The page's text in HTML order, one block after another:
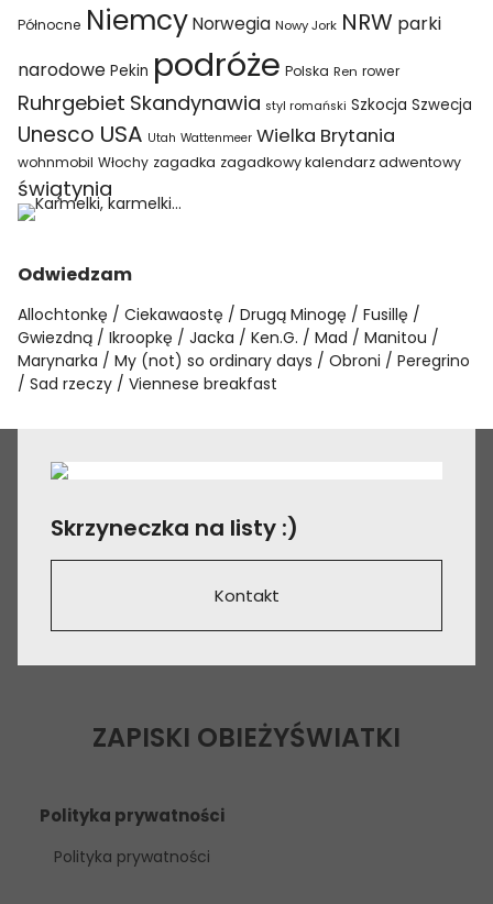
Północne Niemcy Norwegia Nowy Jork NRW parki
narodowe Pekin podróże Polska Ren rower
Ruhrgebiet Skandynawia styl romański Szkocja Szwecja
Unesco USA Utah Wattenmeer Wielka Brytania
wohnmobil Włochy zagadka zagadkowy kalendarz adwentowy
świątynia
Odwiedzam
Allochtonkę Ciekawaostę Drugą Minogę
Fusillę
Gwiezdną
Ikroopkę Jacka Ken.G. Mad
Manitou
Marynarka
My (not) so ordinary days Obroni
Peregrino
Sad rzeczy
Viennese breakfast
Skrzyneczka na listy :)
Kontakt
ZAPISKI OBIEŻYŚWIATKI
Polityka prywatności
Polityka prywatności